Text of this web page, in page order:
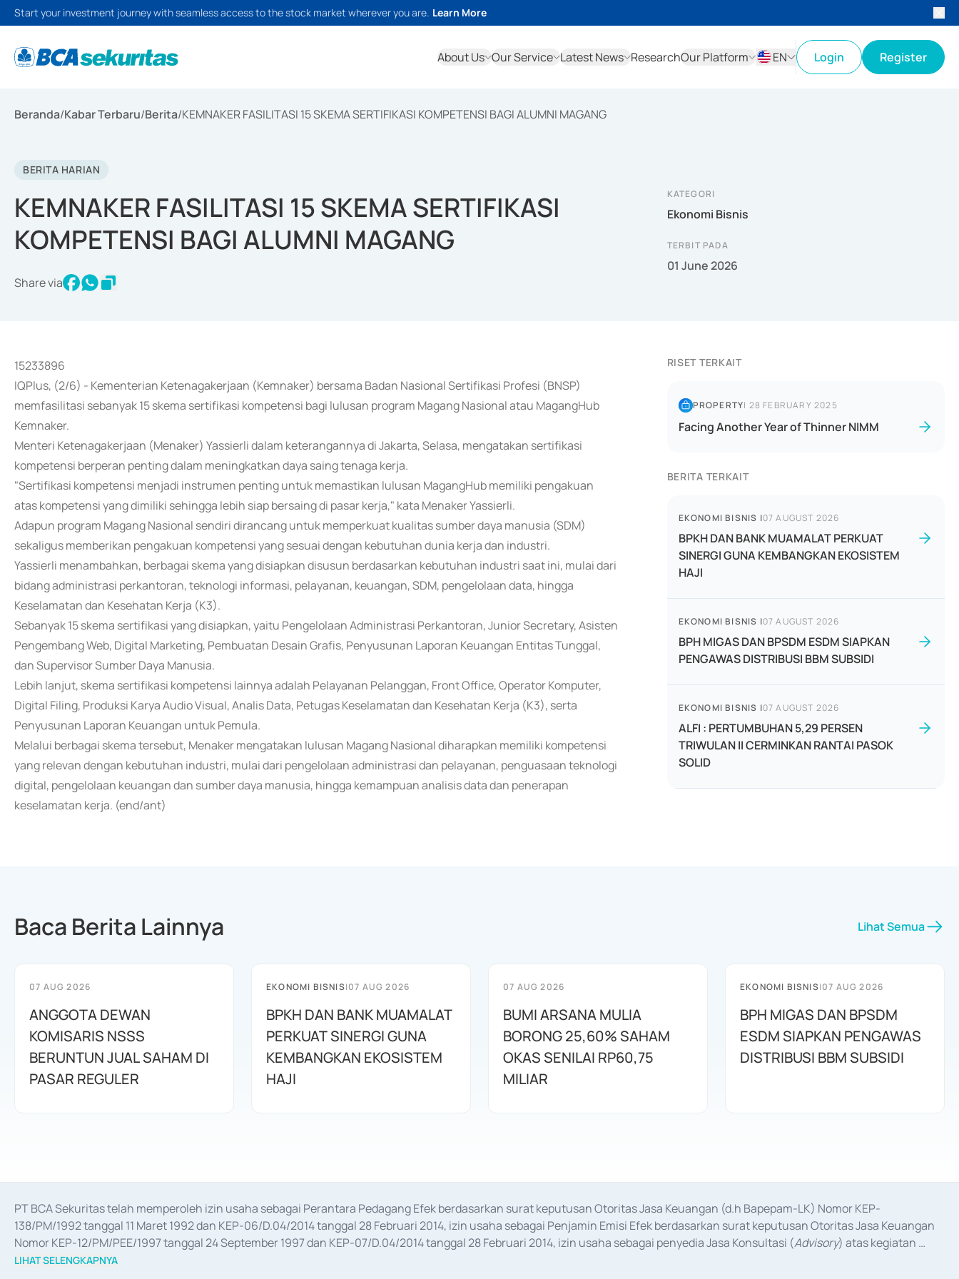
Start your investment journey with seamless access to the stock market wherever you are. Learn More
About Us Our Service Latest News ResearchOur Platform
EN
Login Register
Beranda/Kabar Terbaru/Berita/KEMNAKER FASILITASI 15 SKEMA SERTIFIKASI KOMPETENSI BAGI ALUMNI MAGANG
BERITA HARIAN
KEMNAKER FASILITASI 15 SKEMA SERTIFIKASI
KOMPETENSI BAGI ALUMNI MAGANG
Share via
KATEGORI
Ekonomi Bisnis
TERBIT PADA
01 June 2026
15233896
IQPlus, (2/6) - Kementerian Ketenagakerjaan (Kemnaker) bersama Badan Nasional Sertifikasi Profesi (BNSP)
memfasilitasi sebanyak 15 skema sertifikasi kompetensi bagi lulusan program Magang Nasional atau MagangHub
Kemnaker.
Menteri Ketenagakerjaan (Menaker) Yassierli dalam keterangannya di Jakarta, Selasa, mengatakan sertifikasi
kompetensi berperan penting dalam meningkatkan daya saing tenaga kerja.
"Sertifikasi kompetensi menjadi instrumen penting untuk memastikan lulusan MagangHub memiliki pengakuan
atas kompetensi yang dimiliki sehingga lebih siap bersaing di pasar kerja," kata Menaker Yassierli.
Adapun program Magang Nasional sendiri dirancang untuk memperkuat kualitas sumber daya manusia (SDM)
sekaligus memberikan pengakuan kompetensi yang sesuai dengan kebutuhan dunia kerja dan industri.
Yassierli menambahkan, berbagai skema yang disiapkan disusun berdasarkan kebutuhan industri saat ini, mulai dari
bidang administrasi perkantoran, teknologi informasi, pelayanan, keuangan, SDM, pengelolaan data, hingga
Keselamatan dan Kesehatan Kerja (K3).
Sebanyak 15 skema sertifikasi yang disiapkan, yaitu Pengelolaan Administrasi Perkantoran, Junior Secretary, Asisten
Pengembang Web, Digital Marketing, Pembuatan Desain Grafis, Penyusunan Laporan Keuangan Entitas Tunggal,
dan Supervisor Sumber Daya Manusia.
Lebih lanjut, skema sertifikasi kompetensi lainnya adalah Pelayanan Pelanggan, Front Office, Operator Komputer,
Digital Filing, Produksi Karya Audio Visual, Analis Data, Petugas Keselamatan dan Kesehatan Kerja (K3), serta
Penyusunan Laporan Keuangan untuk Pemula.
Melalui berbagai skema tersebut, Menaker mengatakan lulusan Magang Nasional diharapkan memiliki kompetensi
yang relevan dengan kebutuhan industri, mulai dari pengelolaan administrasi dan pelayanan, penguasaan teknologi
digital, pengelolaan keuangan dan sumber daya manusia, hingga kemampuan analisis data dan penerapan
keselamatan kerja. (end/ant)
RISET TERKAIT
PROPERTY| 28 FEBRUARY 2025
Facing Another Year of Thinner NIMM
BERITA TERKAIT
EKONOMI BISNIS |07 AUGUST 2026
BPKH DAN BANK MUAMALAT PERKUAT
SINERGI GUNA KEMBANGKAN EKOSISTEM
HAJI
EKONOMI BISNIS |07 AUGUST 2026
BPH MIGAS DAN BPSDM ESDM SIAPKAN
PENGAWAS DISTRIBUSI BBM SUBSIDI
EKONOMI BISNIS |07 AUGUST 2026
ALFI : PERTUMBUHAN 5,29 PERSEN
TRIWULAN II CERMINKAN RANTAI PASOK
SOLID
Baca Berita Lainnya Lihat Semua
07 AUG 2026
ANGGOTA DEWAN
KOMISARIS NSSS
BERUNTUN JUAL SAHAM DI
PASAR REGULER
EKONOMI BISNIS|07 AUG 2026
BPKH DAN BANK MUAMALAT
PERKUAT SINERGI GUNA
KEMBANGKAN EKOSISTEM
HAJI
07 AUG 2026
BUMI ARSANA MULIA
BORONG 25,60% SAHAM
OKAS SENILAI RP60,75
MILIAR
EKONOMI BISNIS|07 AUG 2026
BPH MIGAS DAN BPSDM
ESDM SIAPKAN PENGAWAS
DISTRIBUSI BBM SUBSIDI
PT BCA Sekuritas telah memperoleh izin usaha sebagai Perantara Pedagang Efek berdasarkan surat keputusan Otoritas Jasa Keuangan (d.h Bapepam-LK) Nomor KEP-
138/PM/1992 tanggal 11 Maret 1992 dan KEP-06/D.04/2014 tanggal 28 Februari 2014, izin usaha sebagai Penjamin Emisi Efek berdasarkan surat keputusan Otoritas Jasa Keuangan
Nomor KEP-12/PM/PEE/1997 tanggal 24 September 1997 dan KEP-07/D.04/2014 tanggal 28 Februari 2014, izin usaha sebagai penyedia Jasa Konsultasi (Advisory) atas kegiatan
merger, akuisisi, divestasi, dan
LIHAT SELENGKAPNYA